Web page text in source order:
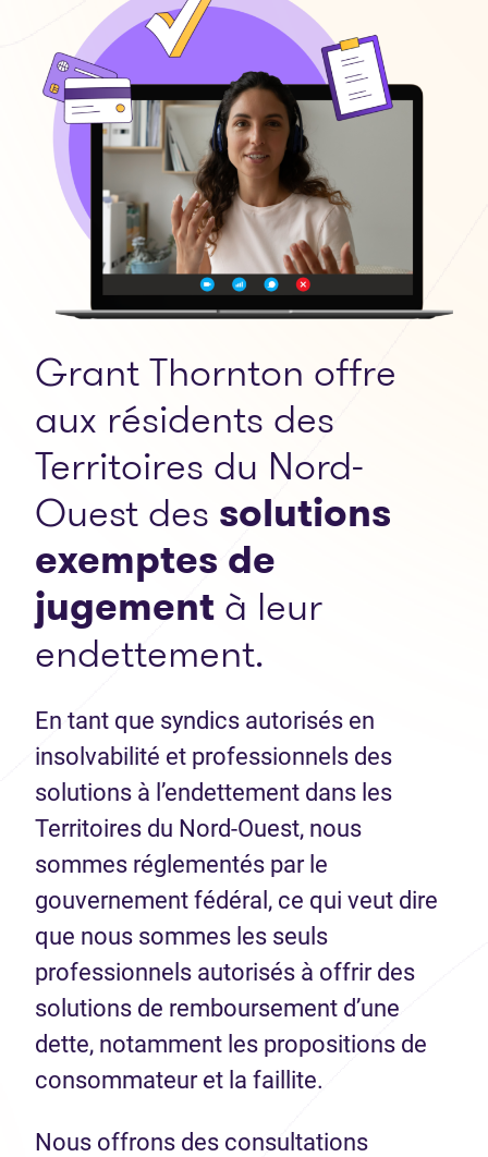
Grant Thornton offre
aux résidents des
Territoires du Nord-
Ouest des solutions
exemptes de
jugementà leur
endettement.
En tant que syndics autorisés en
insolvabilité et professionnels des
solutions à l’endettement dans les
Territoires du Nord-Ouest, nous
sommes réglementés par le
gouvernement fédéral, ce qui veut dire
que nous sommes les seuls
professionnels autorisés à offrir des
solutions de remboursement d’une
dette, notamment les propositions de
consommateur et la faillite.
Nous offrons des consultations